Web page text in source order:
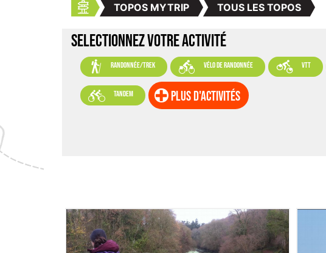
TOPOS MYTRIP TOUS LES TOPOS
SELECTIONNEZ VOTRE ACTIVITÉ
 randonnée/trek  vélo de randonnée  VTT
 tandem plus d'activités